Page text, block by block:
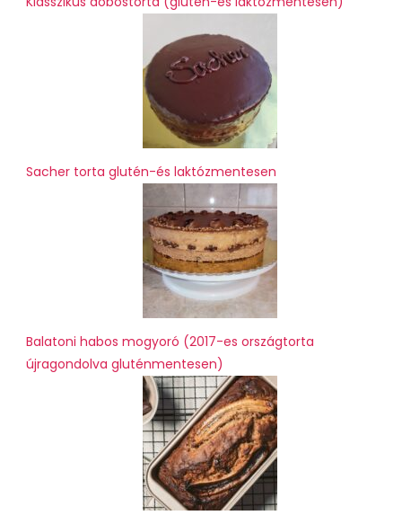
Sacher torta glutén-és laktózmentesen
Balatoni habos mogyoró (2017-es országtorta
újragondolva gluténmentesen)